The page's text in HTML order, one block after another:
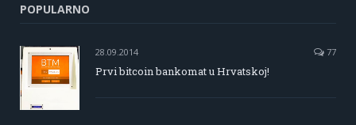
POPULARNO
28.09.2014 77
Prvi bitcoin bankomat u Hrvatskoj!